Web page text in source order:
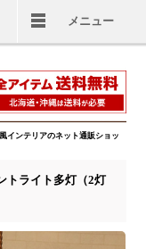
メニュー
インテリアのネット通販ショッ
トライト多灯（2灯